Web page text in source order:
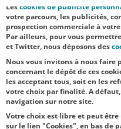
du
Lescookies de publicité
votre parcours, les publicités,
prospection commerciale à
Par ailleurs, pour vous
et Twitter, nous déposons des
Nous vous invitons à nous faire
concernant le dépôt de ces
les acceptant tous, soit en les
votre choix par finalité. A
navigation sur notre site.
Votre choix est libre et peut
sur le lien "Cookies", en bas de